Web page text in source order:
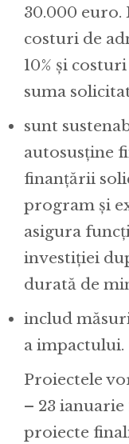
30.000
costuri de
10% și
suma
sunt
autosusține
finanțării
program și
asigura
investiției
durată de
includ
a impactului.
Proiectele
– 23 ianuarie
proiecte